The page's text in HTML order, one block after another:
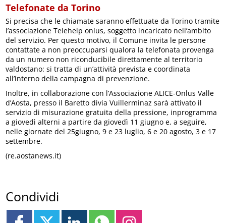
Telefonate da Torino
Si precisa che le chiamate saranno effettuate da Torino tramite
l’associazione Telehelp onlus, soggetto incaricato nell’ambito
del servizio. Per questo motivo, il Comune invita le persone
contattate a non preoccuparsi qualora la telefonata provenga
da un numero non riconducibile direttamente al territorio
valdostano: si tratta di un’attività prevista e coordinata
all’interno della campagna di prevenzione.
Inoltre, in collaborazione con l’Associazione ALICE-Onlus Valle
d’Aosta, presso il Baretto divia Vuillerminaz sarà attivato il
servizio di misurazione gratuita della pressione, inprogramma
a giovedì alterni a partire da giovedì 11 giugno e, a seguire,
nelle giornate del 25giugno, 9 e 23 luglio, 6 e 20 agosto, 3 e 17
settembre.
(re.aostanews.it)
Condividi